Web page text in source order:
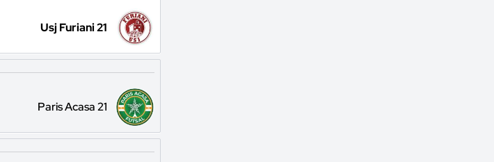
Usj Furiani 21
Paris Acasa 21